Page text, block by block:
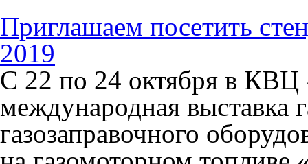
Приглашаем посетить
2019
С 22 по 24 октября в КВЦ
международная выставка
газозаправочного